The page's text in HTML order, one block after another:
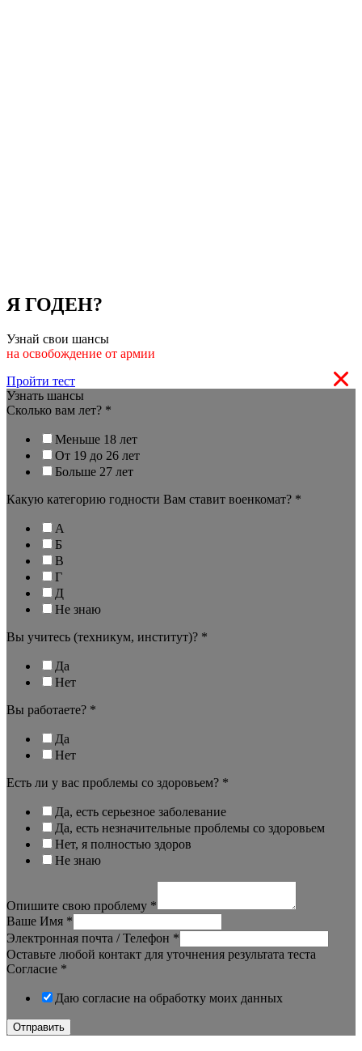
Я ГОДЕН?
Узнай свои шансы
на освобождение от армии
Пройти тест
Узнать шансы
Сколько вам лет? *
Меньше 18 лет
От 19 до 26 лет
Больше 27 лет
Какую категорию годности Вам ставит военкомат? *
А
Б
В
Г
Д
Не знаю
Вы учитесь (техникум, институт)? *
Да
Нет
Вы работаете? *
Да
Нет
Есть ли у вас проблемы со здоровьем? *
Да, есть серьезное заболевание
Да, есть незначительные проблемы со здоровьем
Нет, я полностью здоров
Не знаю
Опишите свою проблему *
Ваше Имя *
Электронная почта / Телефон *
Оставьте любой контакт для уточнения результата теста
Согласие *
Даю согласие на обработку моих данных
Отправить